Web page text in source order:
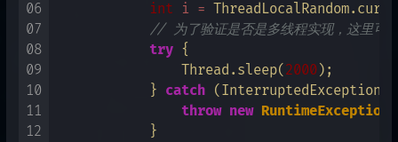
06
07
08
09
10
11
12
int
i =
// 为了验证是否是多线程实现，这里可
try {
                Thread.sleep(
2000);
            }
catch (InterruptedException
throw new RuntimeException
            }